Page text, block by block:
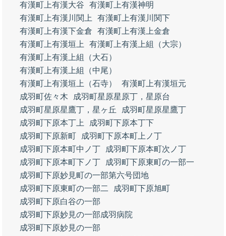
有漢町上有漢大谷
有漢町上有漢神明
有漢町上有漢川関上
有漢町上有漢川関下
有漢町上有漢下金倉
有漢町上有漢上金倉
有漢町上有漢垣上
有漢町上有漢上組（大宗）
有漢町上有漢上組（大石）
有漢町上有漢上組（中尾）
有漢町上有漢垣上（石寺）
有漢町上有漢垣元
成羽町佐々木
成羽町星原星原丁，星原台
成羽町星原星鷹丁，星ヶ丘
成羽町星原星鷹丁
成羽町下原本丁上
成羽町下原本丁下
成羽町下原新町
成羽町下原本町上ノ丁
成羽町下原本町中ノ丁
成羽町下原本町次ノ丁
成羽町下原本町下ノ丁
成羽町下原東町の一部一
成羽町下原妙見町の一部第六号団地
成羽町下原東町の一部二
成羽町下原旭町
成羽町下原白谷の一部
成羽町下原妙見の一部成羽病院
成羽町下原妙見の一部